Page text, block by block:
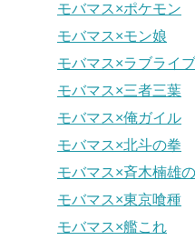
モバマス×ポケモン
モバマス×モン娘
モバマス×ラブライブ
モバマス×三者三葉
モバマス×俺ガイル
モバマス×北斗の拳
モバマス×斉木楠雄
モバマス×東京喰種
モバマス×艦これ